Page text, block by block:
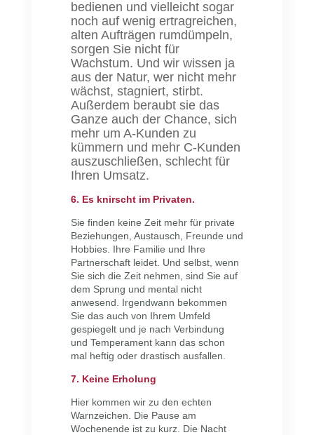
bedienen und vielleicht sogar
noch auf wenig ertragreichen,
alten Aufträgen rumdümpeln,
sorgen Sie nicht für
Wachstum. Und wir wissen ja
aus der Natur, wer nicht mehr
wächst, stagniert, stirbt.
Außerdem beraubt sie das
Ganze auch der Chance, sich
mehr um A-Kunden zu
kümmern und mehr C-Kunden
auszuschließen, schlecht für
Ihren Umsatz.
6. Es knirscht im Privaten.
Sie finden keine Zeit mehr für private
Beziehungen, Austausch, Freunde und
Hobbies. Ihre Familie und Ihre
Partnerschaft leidet. Und selbst, wenn
Sie sich die Zeit nehmen, sind Sie auf
dem Sprung und mental nicht
anwesend. Irgendwann bekommen
Sie das auch von Ihrem Umfeld
gespiegelt und je nach Verbindung
und Temperament kann das schon
mal heftig oder drastisch ausfallen.
7. Keine Erholung
Hier kommen wir zu den echten
Warnzeichen. Die Pause am
Wochenende ist zu kurz. Die Nacht